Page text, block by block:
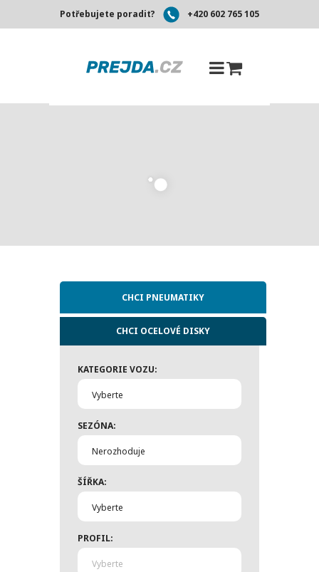
Potřebujete poradit? +420 602 765 105
CHCI PNEUMATIKY
CHCI OCELOVÉ DISKY
KATEGORIE VOZU:
Vyberte
SEZÓNA:
Nerozhoduje
ŠÍŘKA:
Vyberte
PROFIL:
Vyberte